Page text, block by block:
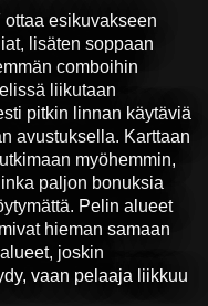
esikuvakseen
lisäten soppaan
comboihin
liikutaan
pitkin linnan käytäviä
avustuksella. Karttaan
myöhemmin,
paljon bonuksia
Pelin alueet
hieman samaan
joskin
vaan pelaaja liikkuu